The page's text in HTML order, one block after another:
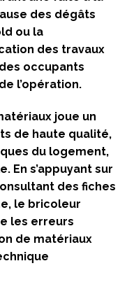
des dégâts
ou la
des travaux
occupants
l’opération.
joue un
de haute qualité,
du logement,
En s’appuyant sur
des fiches
le bricoleur
les erreurs
de matériaux